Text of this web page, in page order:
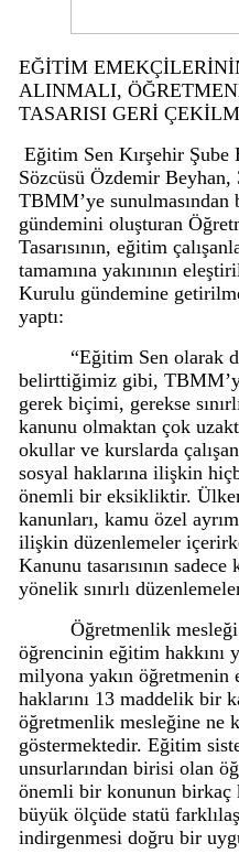
EĞİTİM
ALINMALI,
TASARISI GERİ
Eğitim Sen Kırşehir Şube
Sözcüsü Özdemir
TBMM’ye
gündemini oluşturan
Tasarısının, eğitim
tamamına yakınının
Kurulu gündemine
yaptı:
“Eğitim Sen olarak
belirttiğimiz gibi,
gerek biçimi, gerekse
kanunu olmaktan çok
okullar ve kurslarda
sosyal haklarına ilişkin
önemli bir eksikliktir.
kanunları, kamu özel
ilişkin düzenlemeler
Kanunu tasarısının
yönelik sınırlı
Öğretmenlik
öğrencinin eğitim hakkını
milyona yakın öğretmenin
haklarını 13 maddelik bir
öğretmenlik mesleğine ne
göstermektedir. Eğitim
unsurlarından birisi olan
önemli bir konunun birkaç
büyük ölçüde statü
indirgenmesi doğru bir